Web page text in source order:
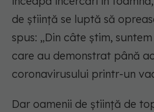
de știință se luptă să
spus: „Din câte știm,
care au demonstrat până
coronavirusului printr-un
Dar oamenii de știință de